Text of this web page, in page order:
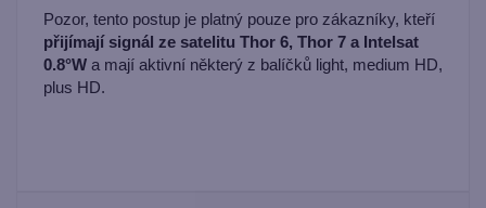
Pozor, tento postup je platný pouze pro zákazníky, kteří
přijímají signál ze satelitu Thor 6, Thor 7 a Intelsat
0.8°W a mají aktivní některý z balíčků light, medium HD,
plus HD.